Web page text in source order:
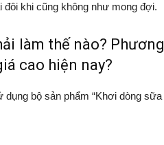
đôi khi cũng không như mong đợi.
làm thế nào?
cao hiện nay?
bộ sản phẩm “Khơi dòng